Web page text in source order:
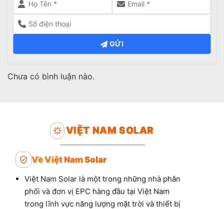
GỬI
Chưa có bình luận nào.
VIỆT NAM SOLAR
Về Việt Nam Solar
Việt Nam Solar là một trong những nhà phân
phối và đơn vị EPC hàng đầu tại Việt Nam
trong lĩnh vực năng lượng mặt trời và thiết bị